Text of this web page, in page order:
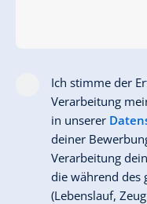
Ich stimme der
Verarbeitung
in unserer
deiner
Verarbeitung
die während des
(Lebenslauf,